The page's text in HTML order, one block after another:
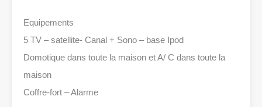
Equipements
5 TV – satellite- Canal + Sono – base Ipod
Domotique dans toute la maison et A/ C dans toute la
maison
Coffre-fort – Alarme